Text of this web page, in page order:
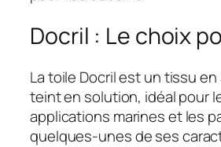
Docril : Le choix
La toile Docril est un tissu en
teint en solution, idéal pour
applications marines et les
quelques-unes de ses